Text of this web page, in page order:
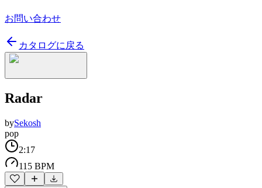
お問い合わせ
カタログに戻る
Radar
bySekosh
pop
2:17
115 BPM